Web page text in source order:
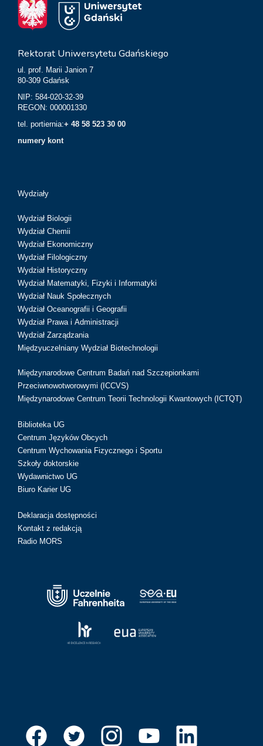
Rektorat Uniwersytetu Gdańskiego
ul. prof. Marii Janion 7
80-309 Gdańsk
NIP: 584-020-32-39
REGON: 000001330
tel. portiernia:+ 48 58 523 30 00
numery kont
Wydziały
Wydział Biologii
Wydział Chemii
Wydział Ekonomiczny
Wydział Filologiczny
Wydział Historyczny
Wydział Matematyki, Fizyki i Informatyki
Wydział Nauk Społecznych
Wydział Oceanografii i Geografii
Wydział Prawa i Administracji
Wydział Zarządzania
Międzyuczelniany Wydział Biotechnologii
Międzynarodowe Centrum Badań nad Szczepionkami
Przeciwnowotworowymi (ICCVS)
Międzynarodowe Centrum Teorii Technologii Kwantowych (ICTQT)
Biblioteka UG
Centrum Języków Obcych
Centrum Wychowania Fizycznego i Sportu
Szkoły doktorskie
Wydawnictwo UG
Biuro Karier UG
Deklaracja dostępności
Kontakt z redakcją
Radio MORS